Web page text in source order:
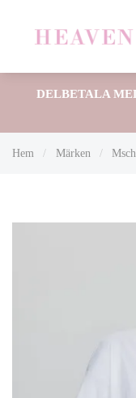
DELBETALA
Hem / Märken /